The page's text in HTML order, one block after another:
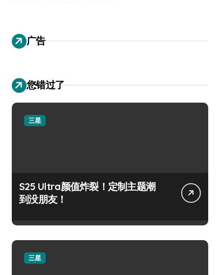
广告
您错过了
三星
S25 Ultra颜值炸裂！定制主题潮
到没朋友！
三星